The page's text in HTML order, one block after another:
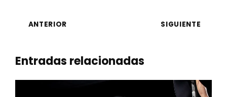
ANTERIOR SIGUIENTE
Entradas relacionadas